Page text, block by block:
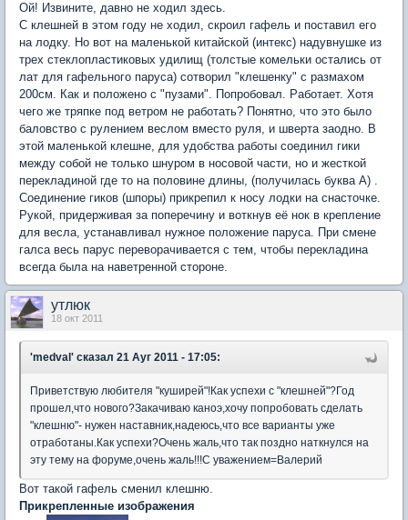
Ой! Извините, давно не ходил здесь.
С клешней в этом году не ходил, скроил гафель и поставил его
на лодку. Но вот на маленькой китайской (интекс) надувнушке из
трех стеклопластиковых удилищ (толстые комельки остались от
лат для гафельного паруса) сотворил "клешенку" с размахом
200см. Как и положено с "пузами". Попробовал. Работает. Хотя
чего же тряпке под ветром не работать? Понятно, что это было
баловство с рулением веслом вместо руля, и шверта заодно. В
этой маленькой клешне, для удобства работы соединил гики
между собой не только шнуром в носовой части, но и жесткой
перекладиной где то на половине длины, (получилась буква А) .
Соединение гиков (шпоры) прикрепил к носу лодки на снасточке.
Рукой, придерживая за поперечину и воткнув её нок в крепление
для весла, устанавливал нужное положение паруса. При смене
галса весь парус переворачивается с тем, чтобы перекладина
всегда была на наветренной стороне.
утлюк
18 окт 2011
'medval' сказал 21 Ауг 2011 - 17:05:
Приветствую любителя "куширей"!Как успехи с "клешней"?Год
прошел,что нового?Закачиваю каноэ,хочу попробовать сделать
"клешню"- нужен наставник,надеюсь,что все варианты уже
отработаны.Как успехи?Очень жаль,что так поздно наткнулся на
эту тему на форуме,очень жаль!!!С уважением=Валерий
Вот такой гафель сменил клешню.
Прикрепленные изображения